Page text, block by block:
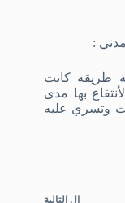
طريقة كانت
بها مدى
وتسري عليه
ال التالية